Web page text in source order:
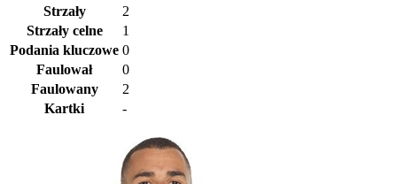
Strzały
2
Strzały celne
1
Podania kluczowe 0
Faulował
0
Faulowany
2
Kartki
-